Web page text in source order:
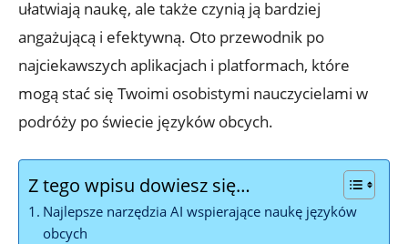
⁣ułatwiają⁣ naukę,​ ale także‍ czynią ją‍ bardziej
‍angażującą i⁢ efektywną. Oto przewodnik po
najciekawszych aplikacjach i platformach, które
mogą ⁤stać się Twoimi osobistymi nauczycielami​ w
podróży po świecie języków obcych.
Z tego wpisu dowiesz się…
Najlepsze‌ narzędzia AI wspierające naukę języków
‍obcych